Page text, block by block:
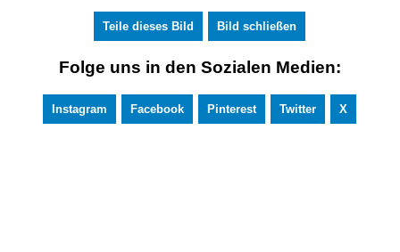
Teile dieses Bild Bild schließen
Folge uns in den Sozialen Medien:
Instagram Facebook Pinterest Twitter X